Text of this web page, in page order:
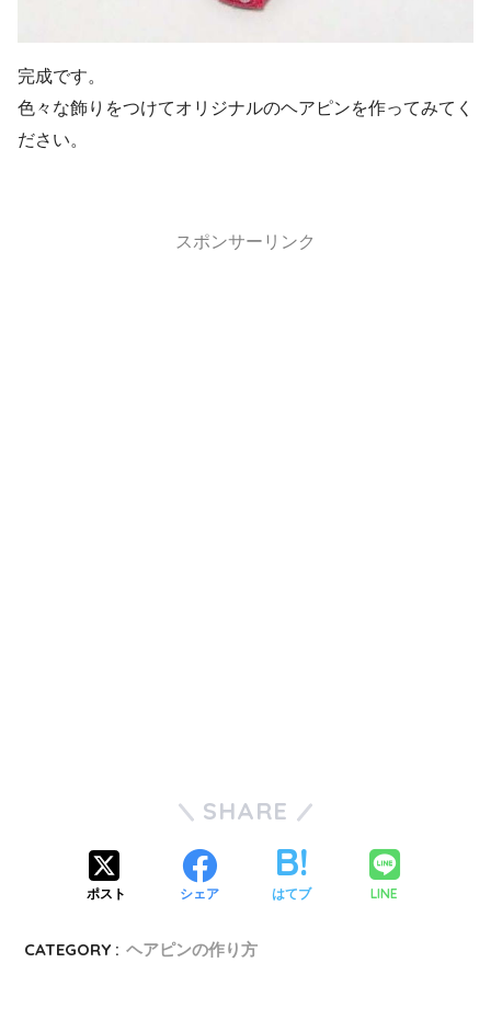
完成です。
色々な飾りをつけてオリジナルのヘアピンを作ってみてく
ださい。
スポンサーリンク
SHARE
ポスト シェア はてブ LINE
CATEGORY : ヘアピンの作り方